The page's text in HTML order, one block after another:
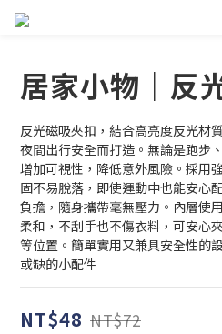
居家小物｜反
反光磁吸夾扣，結合高亮度反光材
夜間出行安全而打造。無論是跑步
增加可視性，降低意外風險。採用
固不易脫落，即使運動中也能安心
負擔，隨身攜帶毫無壓力。內層使
柔和，不刮手也不傷衣料，可安心
等位置。簡單實用又兼具安全性的
或缺的小配件
NT$48 NT$72